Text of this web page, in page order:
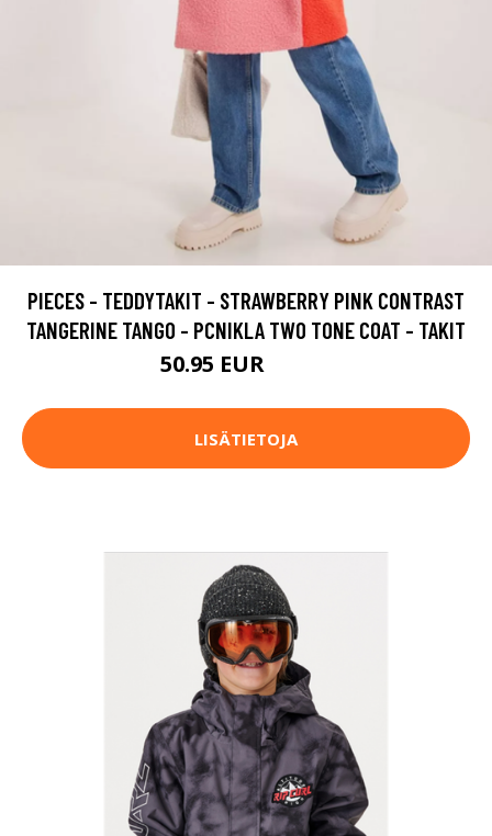
PIECES - TEDDYTAKIT - STRAWBERRY PINK CONTRAST
TANGERINE TANGO - PCNIKLA TWO TONE COAT - TAKIT
50.95 EUR
LISÄTIETOJA